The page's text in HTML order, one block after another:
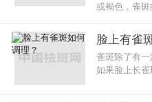
或褐色，雀
信，那么面部
脸上有雀
雀斑除了有
如果脸上长雀